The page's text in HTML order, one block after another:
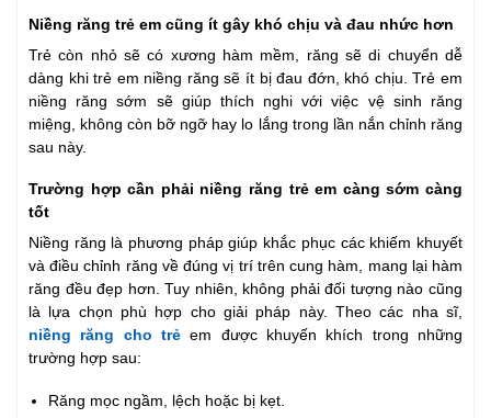
Niềng răng trẻ em cũng ít gây khó chịu và đau nhức hơn
Trẻ còn nhỏ sẽ có xương hàm mềm, răng sẽ di chuyển dễ
dàng khi trẻ em niềng răng sẽ ít bị đau đớn, khó chịu. Trẻ em
niềng răng sớm sẽ giúp thích nghi với việc vệ sinh răng
miệng, không còn bỡ ngỡ hay lo lắng trong lần nắn chỉnh răng
sau này.
Trường hợp cần phải niềng răng trẻ em càng sớm càng
tốt
Niềng răng là phương pháp giúp khắc phục các khiếm khuyết
và điều chỉnh răng về đúng vị trí trên cung hàm, mang lại hàm
răng đều đẹp hơn. Tuy nhiên, không phải đối tượng nào cũng
là lựa chọn phù hợp cho giải pháp này. Theo các nha sĩ,
niềng răng cho trẻ em được khuyến khích trong những
trường hợp sau:
Răng mọc ngầm, lệch hoặc bị kẹt.